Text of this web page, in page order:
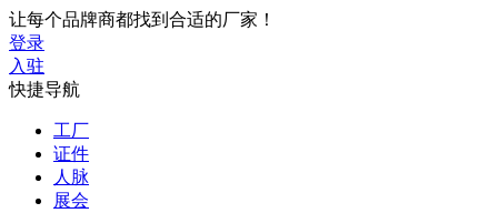
让每个品牌商都找到合适的厂家！
登录
入驻
快捷导航
工厂
证件
人脉
展会